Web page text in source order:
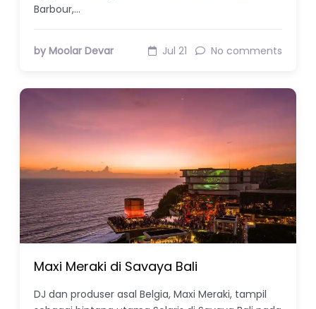
Barbour,…
by Moolar Devar Jul 21 No comments
Maxi Meraki di Savaya Bali
DJ dan produser asal Belgia, Maxi Meraki, tampil